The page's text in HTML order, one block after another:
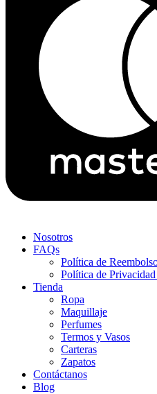
Nosotros
FAQs
Política de
Política de
Tienda
Ropa
Maquillaje
Perfumes
Termos y Vasos
Carteras
Zapatos
Contáctanos
Blog